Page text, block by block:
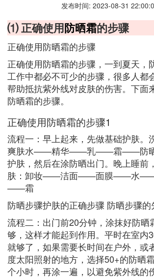
发布时间: 2023-08-31
⑴ 正确使用防晒霜的步骤
正确使用防晒霜的步骤
正确使用防晒霜的步骤，一到夏天，
工作中都必不可少的步骤，很多人都
帮助抵抗紫外线对皮肤的伤害。下面
防晒霜的步骤。
正确使用防晒霜的步骤1
流程一：早上起来，先做基础护肤
爽肤水——精华——乳——霜——防晒
护肤，然后在涂防晒出门。晚上睡前
肤：卸妆——洁面——面膜——水
——霜
防晒步骤护肤的正确步骤 防晒步骤
流程二：出门前20分钟，涂抹好防晒
够，这样才能起到作用。平时在室内
就够了，如果需要长时间在户外，或
度太阳照射的地方，选择50+的防晒
个小时，再涂一遍，以避免紫外线的